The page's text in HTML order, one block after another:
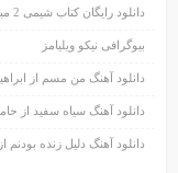
دانلود رایگان کتاب شیمی 2 مبتکران pdf
بیوگرافی نیکو ویلیامز
دانلود آهنگ من مسم از
دانلود آهنگ سیاه سفید از
دانلود آهنگ دلیل زنده بودنم